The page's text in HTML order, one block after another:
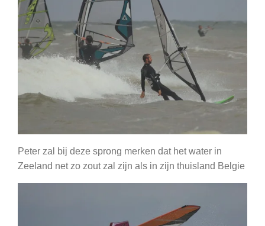
Peter zal bij deze sprong merken dat het water in
Zeeland net zo zout zal zijn als in zijn thuisland Belgie